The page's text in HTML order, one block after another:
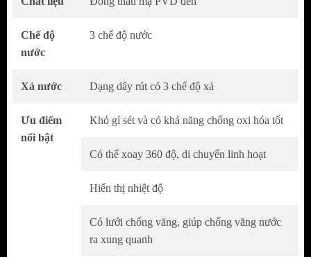
Sản phẩm đạt kiểm định chất lượng bởi công ty
TÜV Rheinland thuộc tập đoàn kiểm định uy tín
thị nhiệt độ BG-008KĐ
Chế độ
nước
3 chế độ nước
Xả nước Dạng dây rút có 3 chế độ xả
Ưu điểm
nổi bật
Khó gỉ sét và có khả năng chống oxi hóa tốt
Có thể xoay 360 độ, di chuyển linh hoạt
Hiển thị nhiệt độ
Có lưới chống văng, giúp chống văng nước
ra xung quanh